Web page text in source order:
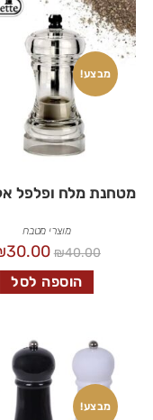
מבצע!
מטחנת מלח ופלפל
מוצרי מטבח
₪40.00
30.00
הוספה לסל
מבצע!